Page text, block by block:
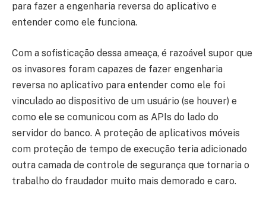
para fazer a engenharia reversa do aplicativo e
entender como ele funciona.
Com a sofisticação dessa ameaça, é razoável supor que
os invasores foram capazes de fazer engenharia
reversa no aplicativo para entender como ele foi
vinculado ao dispositivo de um usuário (se houver) e
como ele se comunicou com as APIs do lado do
servidor do banco. A proteção de aplicativos móveis
com proteção de tempo de execução teria adicionado
outra camada de controle de segurança que tornaria o
trabalho do fraudador muito mais demorado e caro.